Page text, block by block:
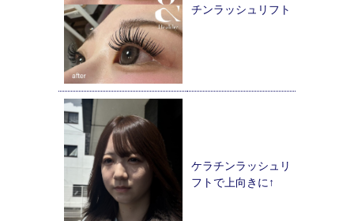
チンラッシュリフト
ケラチンラッシュリ
フトで上向きに↑